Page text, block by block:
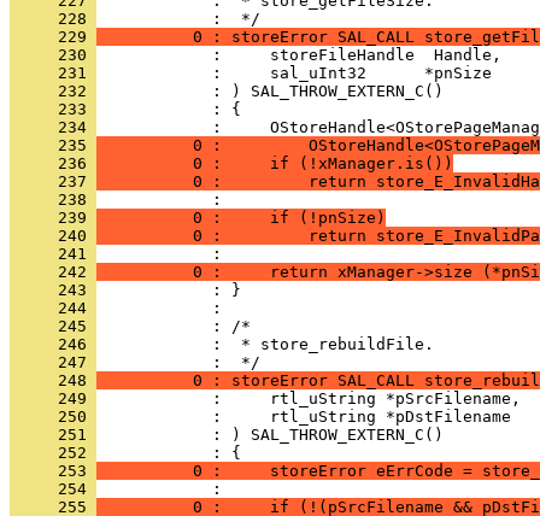
     228
     229
0 : storeError SAL_CALL
     230
     231
     232
     233
     234
     235
0 :
     236
          0 :     if (!xManager.is())
     237
0 :         return
     238
     239
          0 :     if (!pnSize)
     240
0 :         return
     241
     242
0 :     return xManager->size
     243
     244
     245
     246
            :  * store_rebuildFile.
     247
     248
0 : storeError SAL_CALL
     249
     250
     251
     252
     253
0 :     storeError eErrCode =
     254
     255
0 :     if (!(pSrcFilename &&